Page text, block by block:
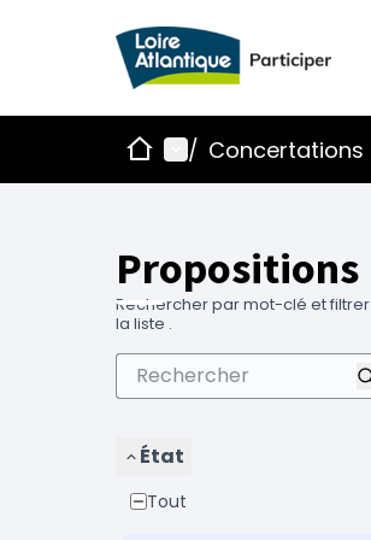
AccueilMenu principal
/ Concertations
Propositions
Rechercher par mot-clé et filtrer
la liste .
État
Tout